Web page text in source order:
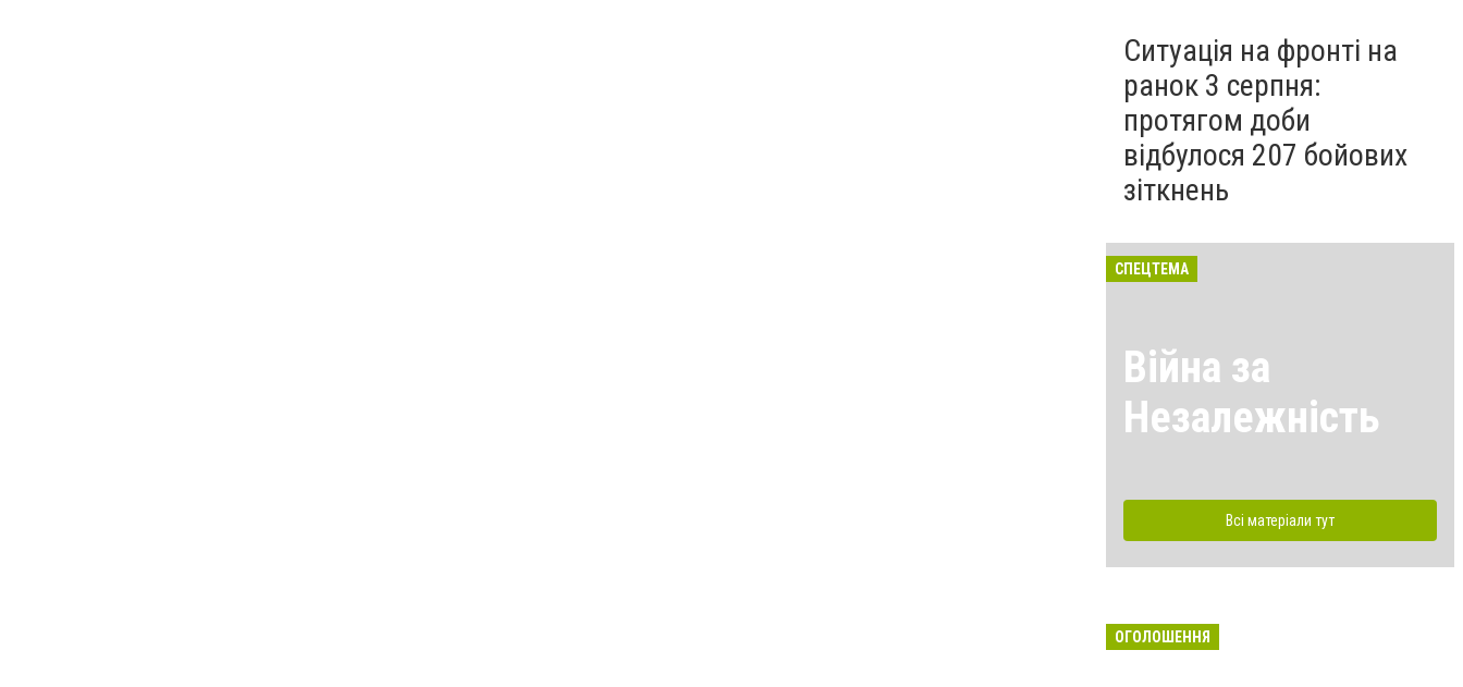
Ситуація на фронті на
ранок 3 серпня:
протягом доби
відбулося 207 бойових
зіткнень
СПЕЦТЕМА
Війна за
Незалежність
Всі матеріали тут
ОГОЛОШЕННЯ